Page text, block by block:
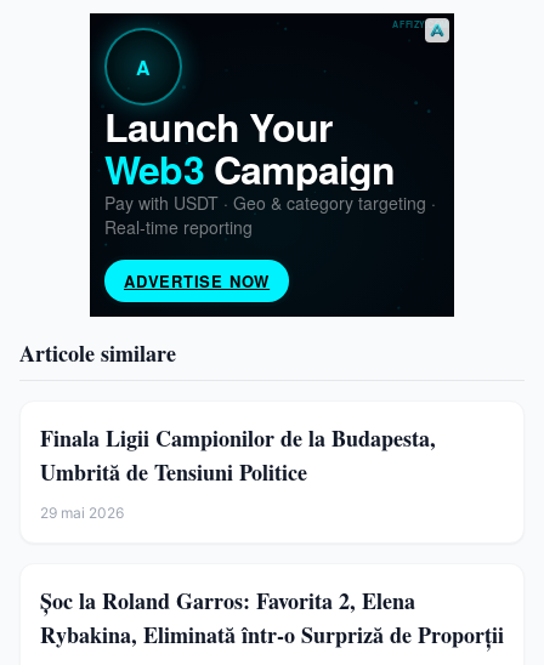
Articole similare
Finala Ligii Campionilor de la Budapesta,
Umbrită de Tensiuni Politice
29 mai 2026
Șoc la Roland Garros: Favorita 2, Elena
Rybakina, Eliminată într-o Surpriză de Proporții